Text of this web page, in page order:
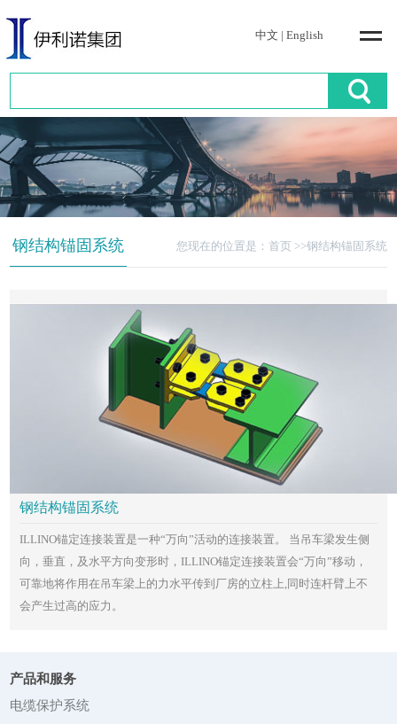
中文 | English
钢结构锚固系统 您现在的位置是： 首页>>钢结构锚固系统
钢结构锚固系统
ILLINO锚定连接装置是一种“万向”活动的连接装置。 当吊车梁发生侧
向，垂直，及水平方向变形时，ILLINO锚定连接装置会“万向”移动，
可靠地将作用在吊车梁上的力水平传到厂房的立柱上,同时连杆臂上不
会产生过高的应力。
产品和服务
电缆保护系统